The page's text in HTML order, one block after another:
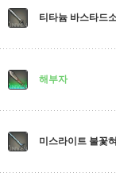
티타늄 바스타드
해부자
미스라이트 불꽃혀